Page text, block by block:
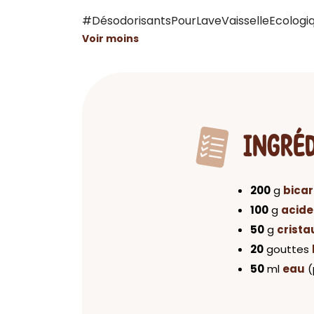
Voir moins
200g
100g
50g
20gouttes
50ml eau